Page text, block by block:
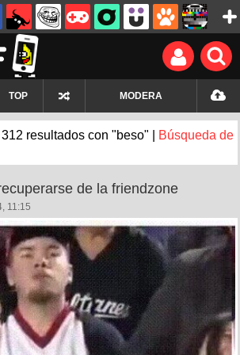
TOP MODERA
resultados con "beso" |
Búsqueda de
de la friendzone
11:15